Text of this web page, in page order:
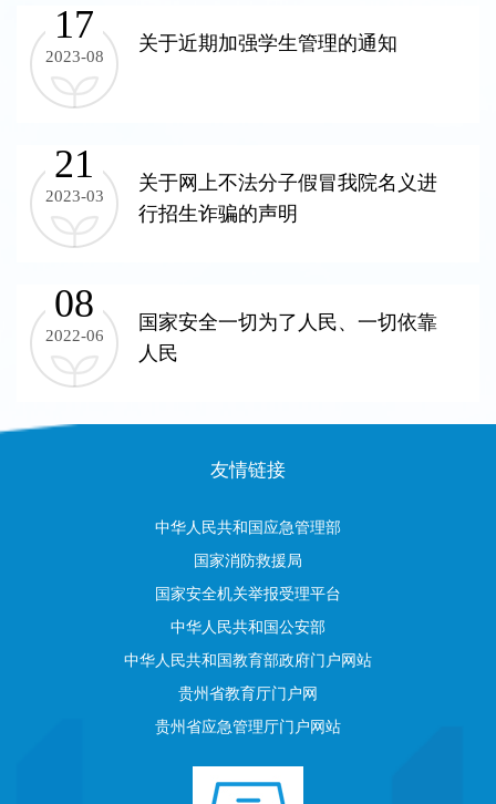
17
2023-08
关于近期加强学生管理的通知
21
2023-03
关于网上不法分子假冒我院名义进
行招生诈骗的声明
08
2022-06
国家安全一切为了人民、一切依靠
人民
友情链接
中华人民共和国应急管理部
国家消防救援局
国家安全机关举报受理平台
中华人民共和国公安部
中华人民共和国教育部政府门户网站
贵州省教育厅门户网
贵州省应急管理厅门户网站